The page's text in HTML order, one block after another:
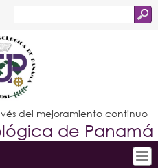
de
búsqueda
del mejoramiento continuo
de Panamá